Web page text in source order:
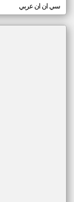
سي ان ان عربي